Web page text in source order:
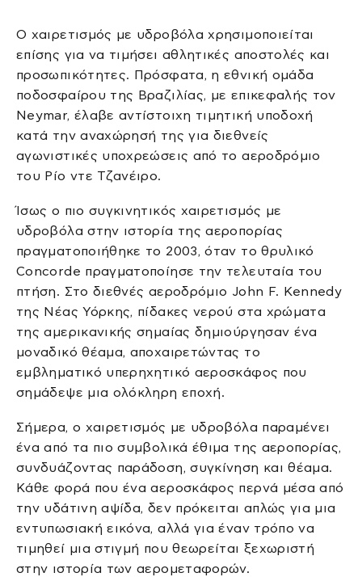
Ο χαιρετισμός με υδροβόλα χρησιμοποιείται
επίσης για να τιμήσει αθλητικές αποστολές και
προσωπικότητες. Πρόσφατα, η εθνική ομάδα
ποδοσφαίρου της Βραζιλίας, με επικεφαλής τον
Neymar, έλαβε αντίστοιχη τιμητική υποδοχή
κατά την αναχώρησή της για διεθνείς
αγωνιστικές υποχρεώσεις από το αεροδρόμιο
του Ρίο ντε Τζανέιρο.
Ίσως ο πιο συγκινητικός χαιρετισμός με
υδροβόλα στην ιστορία της αεροπορίας
πραγματοποιήθηκε το 2003, όταν το θρυλικό
Concorde πραγματοποίησε την τελευταία του
πτήση. Στο διεθνές αεροδρόμιο John F. Kennedy
της Νέας Υόρκης, πίδακες νερού στα χρώματα
της αμερικανικής σημαίας δημιούργησαν ένα
μοναδικό θέαμα, αποχαιρετώντας το
εμβληματικό υπερηχητικό αεροσκάφος που
σημάδεψε μια ολόκληρη εποχή.
Σήμερα, ο χαιρετισμός με υδροβόλα παραμένει
ένα από τα πιο συμβολικά έθιμα της αεροπορίας,
συνδυάζοντας παράδοση, συγκίνηση και θέαμα.
Κάθε φορά που ένα αεροσκάφος περνά μέσα από
την υδάτινη αψίδα, δεν πρόκειται απλώς για μια
εντυπωσιακή εικόνα, αλλά για έναν τρόπο να
τιμηθεί μια στιγμή που θεωρείται ξεχωριστή
στην ιστορία των αερομεταφορών.